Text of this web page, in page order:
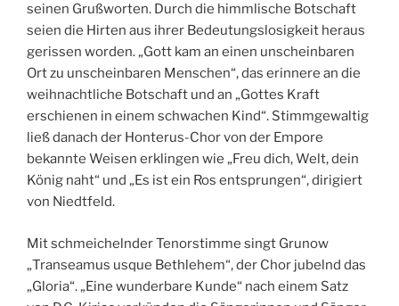
seinen Grußworten. Durch die himmlische Botschaft
seien die Hirten aus ihrer Bedeutungslosigkeit heraus
gerissen worden. „Gott kam an einen unscheinbaren
Ort zu unscheinbaren Menschen“, das erinnere an die
weihnachtliche Botschaft und an „Gottes Kraft
erschienen in einem schwachen Kind“. Stimmgewaltig
ließ danach der Honterus-Chor von der Empore
bekannte Weisen erklingen wie „Freu dich, Welt, dein
König naht“ und „Es ist ein Ros entsprungen“, dirigiert
von Niedtfeld.
Mit schmeichelnder Tenorstimme singt Grunow
„Transeamus usque Bethlehem“, der Chor jubelnd das
„Gloria“. „Eine wunderbare Kunde“ nach einem Satz